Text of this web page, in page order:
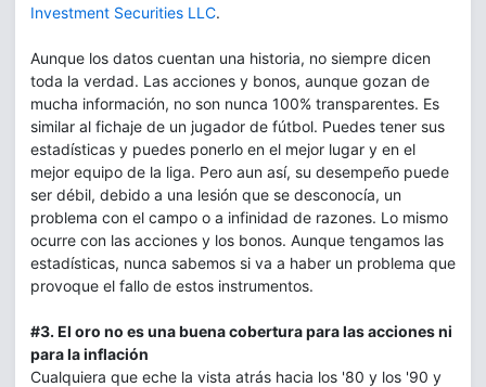
Investment Securities LLC.
Aunque los datos cuentan una historia, no siempre dicen
toda la verdad. Las acciones y bonos, aunque gozan de
mucha información, no son nunca 100% transparentes. Es
similar al fichaje de un jugador de fútbol. Puedes tener sus
estadísticas y puedes ponerlo en el mejor lugar y en el
mejor equipo de la liga. Pero aun así, su desempeño puede
ser débil, debido a una lesión que se desconocía, un
problema con el campo o a infinidad de razones. Lo mismo
ocurre con las acciones y los bonos. Aunque tengamos las
estadísticas, nunca sabemos si va a haber un problema que
provoque el fallo de estos instrumentos.
#3. El oro no es una buena cobertura para las acciones ni
para la inflación
Cualquiera que eche la vista atrás hacia los '80 y los '90 y